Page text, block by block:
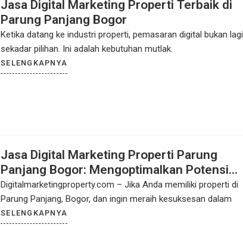
Jasa Digital Marketing Properti Terbaik di
Parung Panjang Bogor
Ketika datang ke industri properti, pemasaran digital bukan lagi
sekadar pilihan. Ini adalah kebutuhan mutlak.
SELENGKAPNYA
Jasa Digital Marketing Properti Parung
Panjang Bogor: Mengoptimalkan Potensi
Properti Anda
Digitalmarketingproperty.com – Jika Anda memiliki properti di
Parung Panjang, Bogor, dan ingin meraih kesuksesan dalam
SELENGKAPNYA